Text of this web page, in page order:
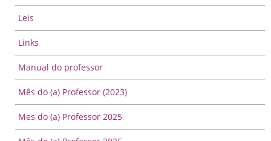
Leis
Links
Manual do professor
Mês do (a) Professor (2023)
Mes do (a) Professor 2025